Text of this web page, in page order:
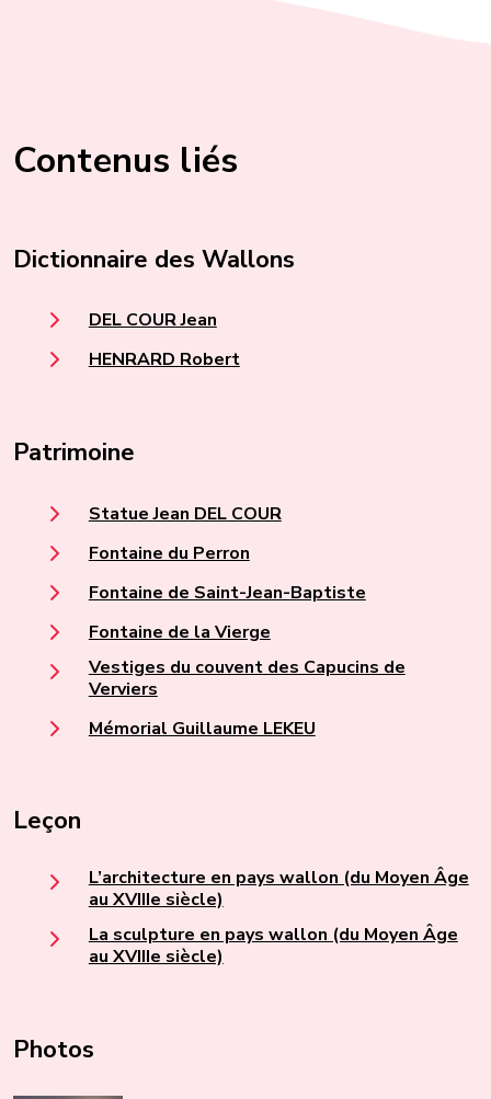
Contenus liés
Dictionnaire des Wallons
DEL COUR Jean
HENRARD Robert
Patrimoine
Statue Jean DEL COUR
Fontaine du Perron
Fontaine de Saint-Jean-Baptiste
Fontaine de la Vierge
Vestiges du couvent des Capucins de
Verviers
Mémorial Guillaume LEKEU
Leçon
L’architecture en pays wallon (du Moyen Âge
au XVIIIe siècle)
La sculpture en pays wallon (du Moyen Âge
au XVIIIe siècle)
Photos